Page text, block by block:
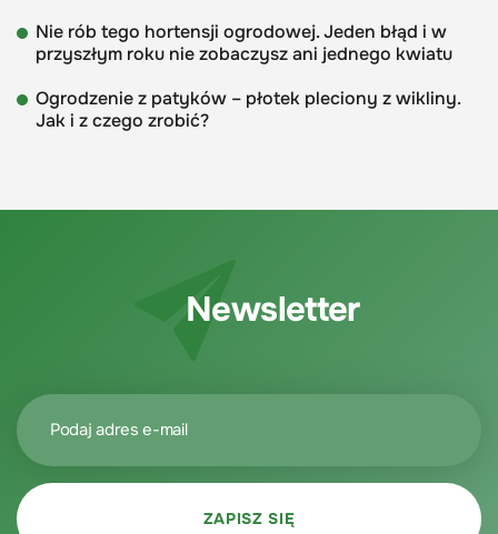
Nie rób tego hortensji ogrodowej. Jeden błąd i w
przyszłym roku nie zobaczysz ani jednego kwiatu
Ogrodzenie z patyków – płotek pleciony z wikliny.
Jak i z czego zrobić?
Newsletter